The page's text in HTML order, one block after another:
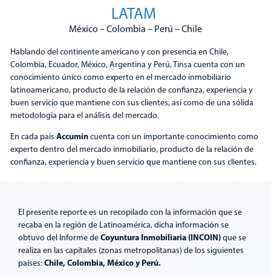
Posicionamiento de Bancos
LATAM
México – Colombia – Perú – Chile
Hablando del continente americano y con presencia en Chile,
Colombia, Ecuador, México, Argentina y Perú, Tinsa cuenta con un
conocimiento único como experto en el mercado inmobiliario
latinoamericano, producto de la relación de confianza, experiencia y
buen servicio que mantiene con sus clientes, así como de una sólida
metodología para el análisis del mercado.
En cada país Accumincuenta con un importante conocimiento como
experto dentro del mercado inmobiliario, producto de la relación de
confianza, experiencia y buen servicio que mantiene con sus clientes.
El presente reporte es un recopilado con la información que se
recaba en la región de Latinoamérica, dicha información se
obtuvo del Informe deCoyuntura Inmobiliaria (INCOIN)que se
realiza en las capitales (zonas metropolitanas) de los siguientes
países:Chile, Colombia, México y Perú.